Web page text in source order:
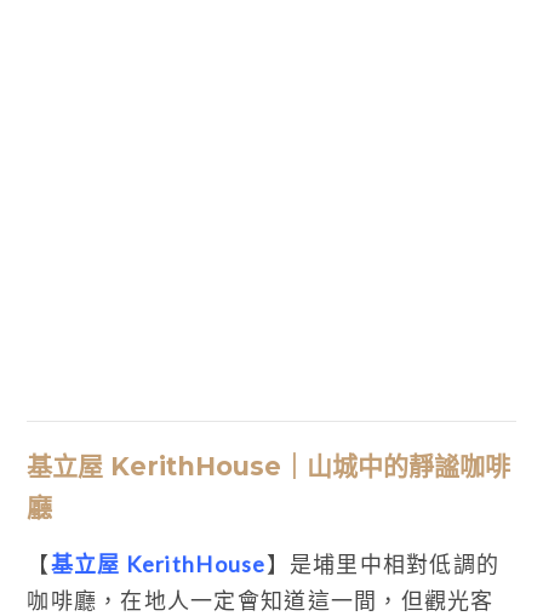
基立屋 KerithHouse｜山城中的靜謐咖啡
廳
【基立屋 KerithHouse】是埔里中相對低調的
咖啡廳，在地人一定會知道這一間，但觀光客